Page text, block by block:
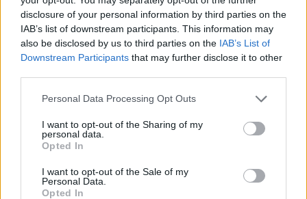
disclosure of your personal information by third parties on the
IAB’s list of downstream participants. This information may
also be disclosed by us to third parties on the IAB’s List of
Downstream Participants that may further disclose it to other
Personal Data Processing Opt Outs
I want to opt-out of the Sharing of my
personal data.
Opted In
I want to opt-out of the Sale of my
Personal Data.
Opted In
Curiosità sulla duologia di Persona 2
11/08/2017